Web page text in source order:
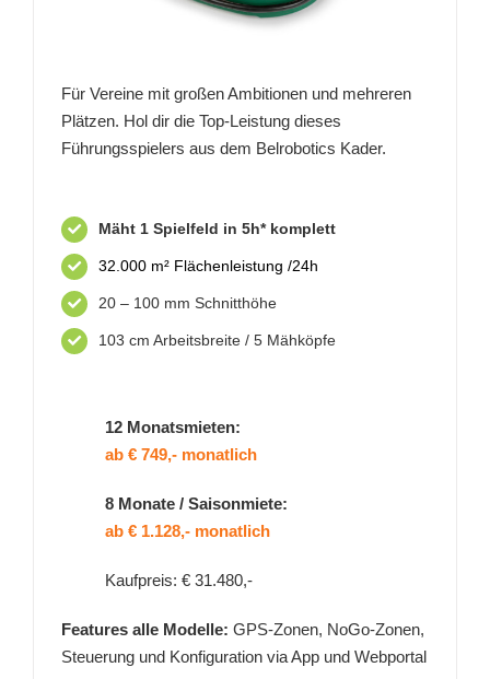
Für Vereine mit großen Ambitionen und mehreren
Plätzen. Hol dir die Top-Leistung dieses
Führungsspielers aus dem Belrobotics Kader.
Mäht 1 Spielfeld in 5h* komplett
32.000 m² Flächenleistung /24h
20 – 100 mm Schnitthöhe
103 cm Arbeitsbreite / 5 Mähköpfe
12 Monatsmieten:
ab € 749,- monatlich
8 Monate / Saisonmiete:
ab € 1.128,- monatlich
Kaufpreis: € 31.480,-
Features alle Modelle: GPS-Zonen, NoGo-Zonen,
Steuerung und Konfiguration via App und Webportal